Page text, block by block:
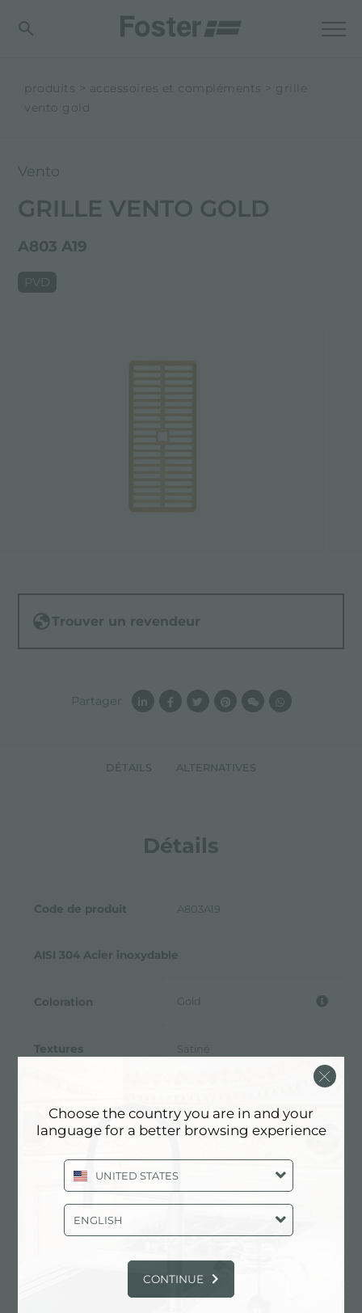
produits accessoires et compléments
grille
vento gold
DÉTAILS ALTERNATIVES
Détails
Fiche technique
Code de produit A803A19
AISI 304 Acier inoxydable
Coloration Gold
Textures Satiné
Alternatives
Vento
GRILLE VENTO GOLD
A803 A19
PVD
Trouver un revendeur
Partager
Choose the country you are in and your
language for a better browsing experience
UNITED STATES
ENGLISH
CONTINUE